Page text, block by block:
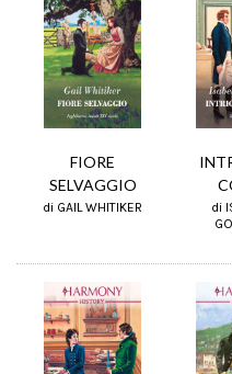
FIORE
SELVAGGIO
di GAIL WHITIKER
di